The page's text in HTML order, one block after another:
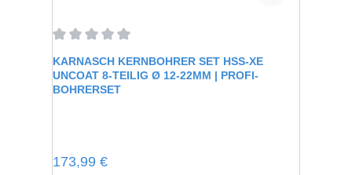
KARNASCH KERNBOHRER SET HSS-XE
UNCOAT 8-TEILIG Ø 12-22MM | PROFI-
BOHRERSET
Regulärer Preis:
173,99 €